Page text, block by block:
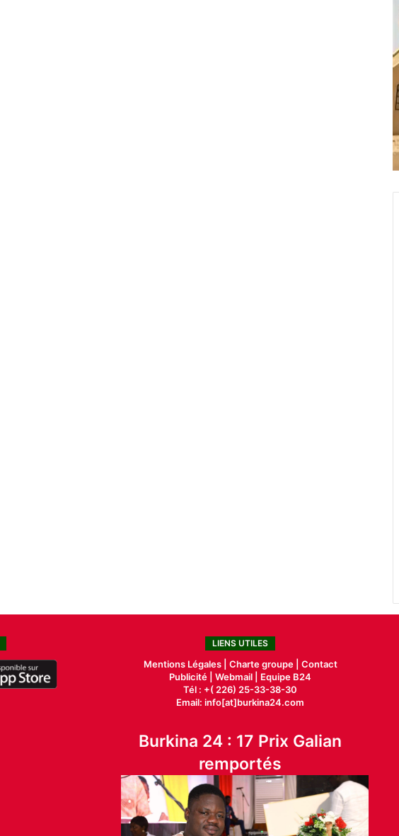
LIENS UTILES
Mentions Légales | Charte groupe | Contact
Publicité |Webmail |
Equipe B24
Tél : +( 226) 25-33-38-30
Email: info[at]burkina24.com
Burkina 24 : 17 Prix Galian
remportés